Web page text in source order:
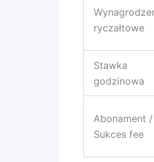
ryczałtowe
Stawka
godzinowa
Abonament /
Sukces fee